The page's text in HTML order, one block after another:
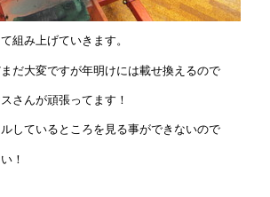
組み上げていきます。
だ大変ですが年明けには載せ換えるので
さんが頑張ってます！
しているところを見る事ができないので
！